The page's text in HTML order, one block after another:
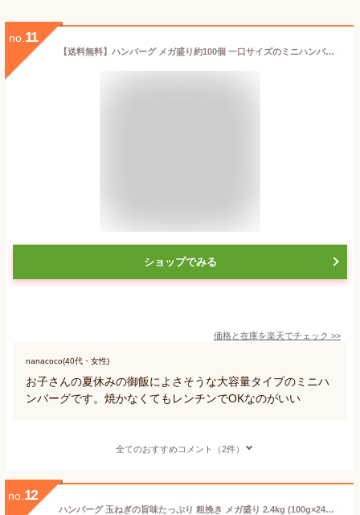
no. 11
【送料無料】ハンバーグ メガ盛り約100個 一口サイズのミニハンバーグ(国産鶏使用)1kg×2P まとめ買い 大量 冷凍惣菜 業務用 お惣菜 お弁当 ハンバーグ つくね 電子レンジ 温めるだけ 冷凍 朝食 弁当 おかず レンチン 訳あり レンジでチン 冷凍おかずセット 福袋 食品 鳥益
ショップでみる
価格と在庫を楽天でチェック >>
nanacoco(40代・女性)
お子さんの夏休みの御飯によさそうな大容量タイプのミニハ
ンバーグです。焼かなくてもレンチンでOKなのがいい
全てのおすすめコメント（2件）
no. 12
ハンバーグ 玉ねぎの旨味たっぷり 粗挽き メガ盛り 2.4kg (100g×24枚)(1.2kg×2袋セット) 冷凍 惣菜 お弁当 あす楽 業務用 温めるだけ レンチン 冷食 送料無料